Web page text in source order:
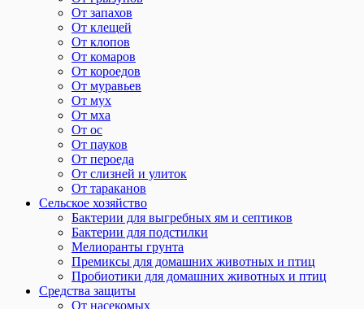
От запахов
От клещей
От клопов
От комаров
От короедов
От муравьев
От мух
От мха
От ос
От пауков
От пероеда
От слизней и улиток
От тараканов
Сельское хозяйство
Бактерии для выгребных ям и септиков
Бактерии для подстилки
Мелиоранты грунта
Премиксы для домашних животных и птиц
Пробиотики для домашних животных и птиц
Средства защиты
От насекомых